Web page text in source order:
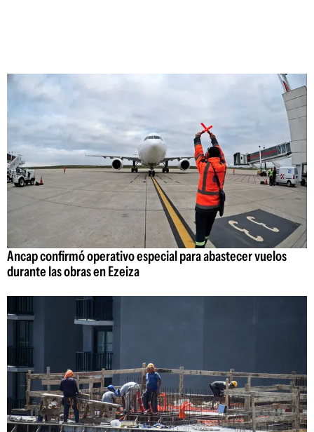
Ancap confirmó operativo especial para abastecer vuelos
durante las obras en Ezeiza